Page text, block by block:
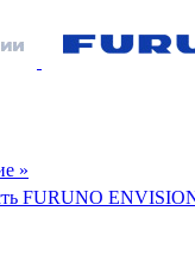
»
FURUNO